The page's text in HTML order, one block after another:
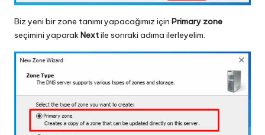
Biz yeni bir zone tanımı yapacağımız için Primary zone
seçimini yaparakNextile sonraki adıma ilerleyelim.